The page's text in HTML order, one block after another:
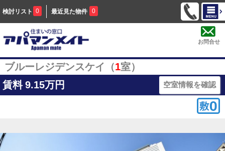
検討リスト 0 最近見た物件 0
お問合せ
ブルーレジデンスケイ（1室）
賃料 9.15万円 空室情報を確認